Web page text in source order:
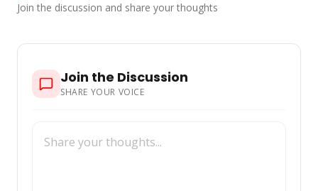
Join the discussion and share your thoughts
Join the Discussion
SHARE YOUR VOICE